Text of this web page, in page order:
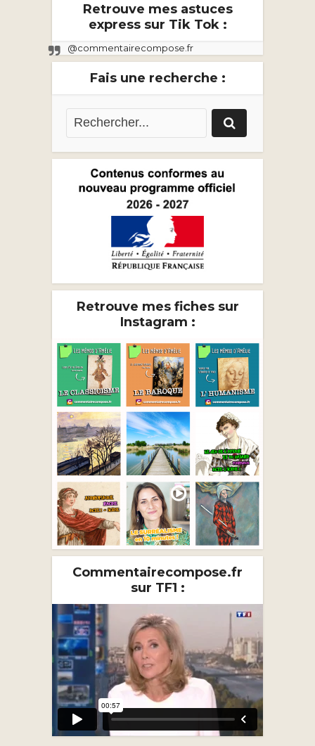
Retrouve mes astuces
express sur Tik Tok :
@commentairecompose.fr
Fais une recherche :
Retrouve mes fiches sur
Instagram :
Commentairecompose.fr
sur TF1 :